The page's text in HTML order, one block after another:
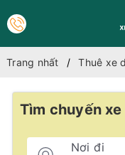
Trang nhất Thuê xe
Tìm chuyến xe
Nơi đi